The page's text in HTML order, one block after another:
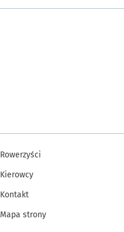
Rowerzyści
Kierowcy
Kontakt
Mapa strony